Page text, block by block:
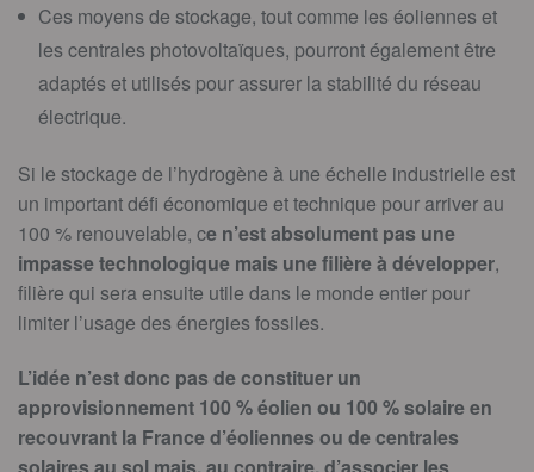
Ces moyens de stockage, tout comme les éoliennes et
les centrales photovoltaïques, pourront également être
adaptés et utilisés pour assurer la stabilité du réseau
électrique.
Si le stockage de l’hydrogène à une échelle industrielle est
un important défi économique et technique pour arriver au
100 % renouvelable, ce n’est absolument pas une
impasse technologique mais une filière à développer,
filière qui sera ensuite utile dans le monde entier pour
limiter l’usage des énergies fossiles.
L’idée n’est donc pas de constituer un
approvisionnement 100 % éolien ou 100 % solaire en
recouvrant la France d’éoliennes ou de centrales
solaires au sol mais, au contraire, d’associer les